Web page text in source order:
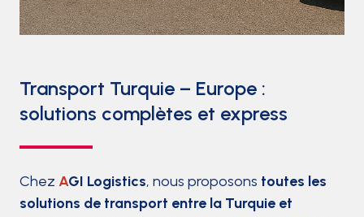
Transport Turquie – Europe :
solutions complètes et express
Chez AGI Logistics, nous proposons toutes les
solutions de transport entre la Turquie et